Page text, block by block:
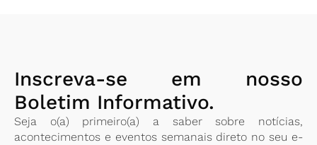
Inscreva-se em nosso
Boletim Informativo.
Seja o(a) primeiro(a) a saber sobre notícias,
acontecimentos e eventos semanais direto no seu e-